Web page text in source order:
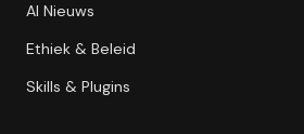
AI Nieuws
Ethiek & Beleid
Skills & Plugins